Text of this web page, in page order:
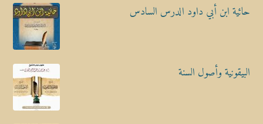
حائية ابن أبي داود الدرس السادس
البيقونية وأصول السنة